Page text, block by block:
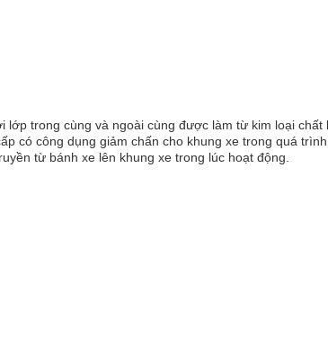
trong cùng và ngoài cùng được làm từ kim loại chất
có công dụng giảm chấn cho khung xe trong quá
từ bánh xe lên khung xe trong lúc hoạt động.